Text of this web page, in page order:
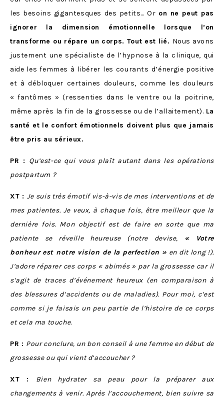
les besoins gigantesques des petits… Or on ne peut pas
ignorer la dimension émotionnelle lorsque l’on
transforme ou répare un corps. Tout est lié. Nous avons
justement une spécialiste de l’hypnose à la clinique, qui
aide les femmes à libérer les courants d’énergie positive
et à débloquer certaines douleurs, comme les douleurs
« fantômes » (ressenties dans le ventre ou la poitrine,
même après la fin de la grossesse ou de l’allaitement). La
santé et le confort émotionnels doivent plus que jamais
être pris au sérieux.
PR : Qu’est-ce qui vous plaît autant dans les opérations
postpartum ?
XT : Je suis très émotif vis-à-vis de mes interventions et de
mes patientes. Je veux, à chaque fois, être meilleur que la
dernière fois. Mon objectif est de faire en sorte que ma
patiente se réveille heureuse (notre devise, « Votre
bonheur est notre vision de la perfection » en dit long !).
J’adore réparer ces corps « abimés » par la grossesse car il
s’agit de traces d’événement heureux (en comparaison à
des blessures d’accidents ou de maladies). Pour moi, c’est
comme si je faisais un peu partie de l’histoire de ce corps
et cela ma touche.
PR : Pour conclure, un bon conseil à une femme en début de
grossesse ou qui vient d’accoucher ?
XT : Bien hydrater sa peau pour la préparer aux
changements à venir. Après l’accouchement, bien suivre sa